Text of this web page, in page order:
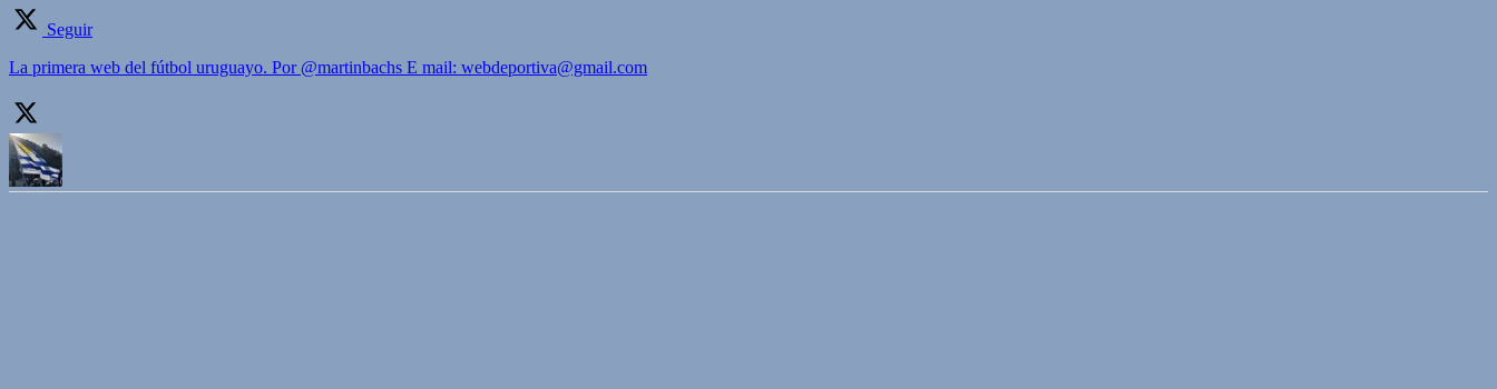
Seguir
La primera web del fútbol uruguayo. Por @martinbachs E mail: webdeportiva@gmail.com